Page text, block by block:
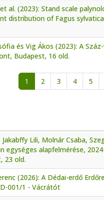
al. (2023): Stand scale
distribution of Fagus
és Vig Ákos (2023): A
Budapest, 16 old.
1 2 3 4 5
Lili, Molnár Csaba,
egységes alapfelmérése,
23 old.
(2026): A Dédai-erdő
001/1 - Vácrátót